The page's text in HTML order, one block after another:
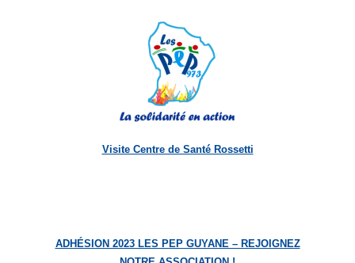
Visite Centre de Santé Rossetti
ADHÉSION 2023 LES PEP GUYANE – REJOIGNEZ